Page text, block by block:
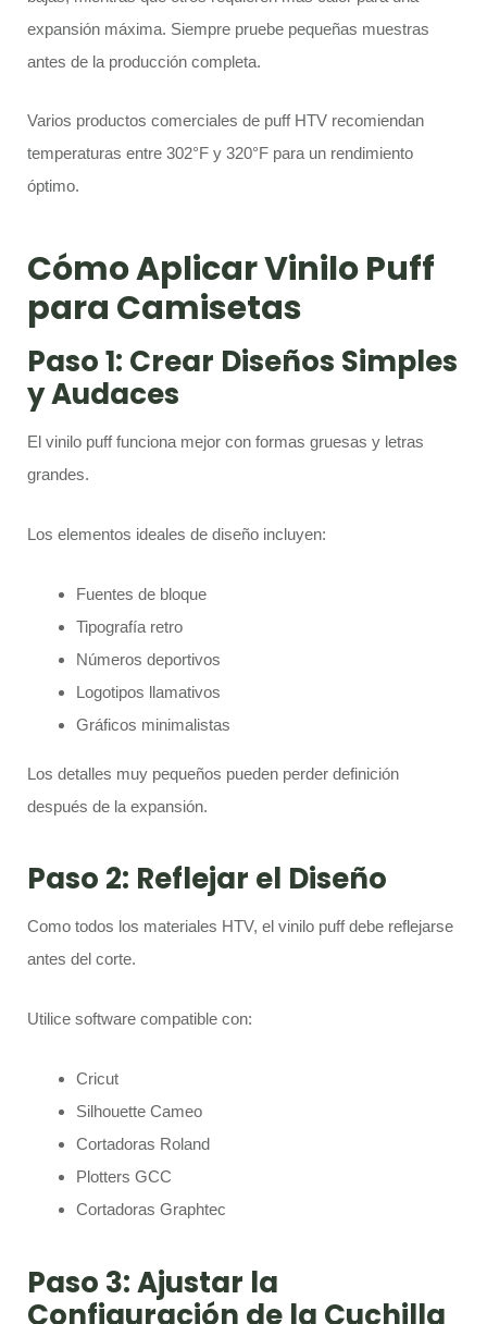
expansión máxima. Siempre pruebe pequeñas muestras
antes de la producción completa.
Varios productos comerciales de puff HTV recomiendan
temperaturas entre 302°F y 320°F para un rendimiento
óptimo.
Cómo Aplicar Vinilo Puff
para Camisetas
Paso 1: Crear Diseños Simples
y Audaces
El vinilo puff funciona mejor con formas gruesas y letras
grandes.
Los elementos ideales de diseño incluyen:
Fuentes de bloque
Tipografía retro
Números deportivos
Logotipos llamativos
Gráficos minimalistas
Los detalles muy pequeños pueden perder definición
después de la expansión.
Paso 2: Reflejar el Diseño
Como todos los materiales HTV, el vinilo puff debe reflejarse
antes del corte.
Utilice software compatible con:
Cricut
Silhouette Cameo
Cortadoras Roland
Plotters GCC
Cortadoras Graphtec
Paso 3: Ajustar la
Configuración de la Cuchilla